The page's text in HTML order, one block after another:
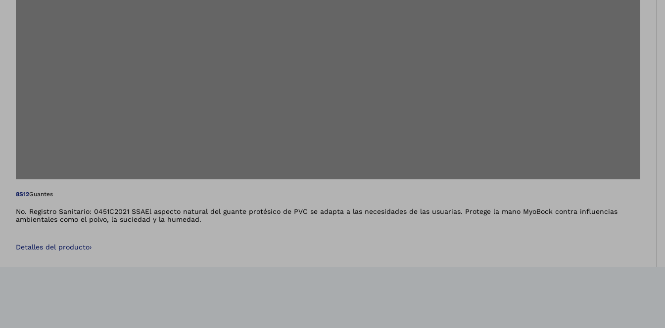
Abre la imagen en la vista de galería
8S12Guantes
No. Registro Sanitario: 0451C2021 SSAEl aspecto natural del guante protésico de PVC se adapta a las necesidades de las usuarias. Protege la mano MyoBock contra influencias
ambientales como el polvo, la suciedad y la humedad.
Detalles del producto›